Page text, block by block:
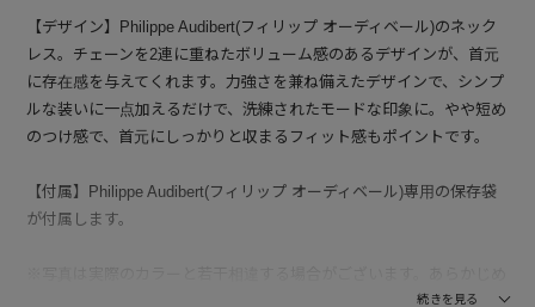
【デザイン】Philippe Audibert(フィリップ オーディベール)のネック
レス。チェーンを2連に重ねたボリューム感のあるデザインが、首元
に存在感を与えてくれます。力強さを兼ね備えたデザインで、シンプ
ルな装いに一点加えるだけで、洗練されたモードな印象に。やや短め
のつけ感で、首元にしっかりと収まるフィット感もポイントです。
【付属】Philippe Audibert(フィリップ オーディベール)専用の保存袋
が付属します。
続きを見る